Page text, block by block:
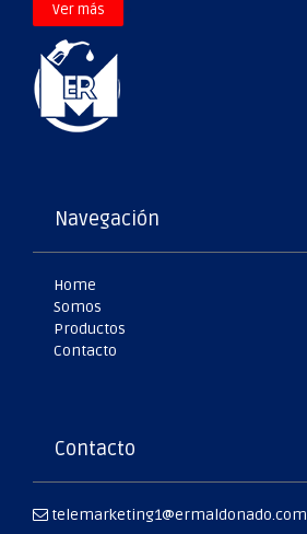
Ver más
Navegación
Home
Somos
Productos
Contacto
Contacto
telemarketing1@ermaldonado.com